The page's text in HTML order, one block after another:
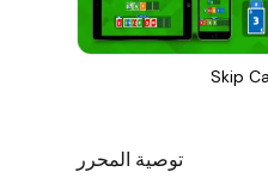
Skip
توصية المحرر